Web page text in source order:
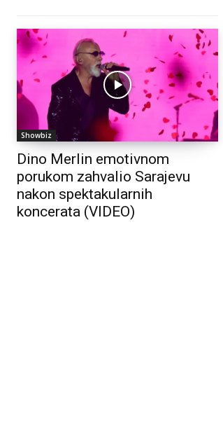
Showbiz
Dino Merlin emotivnom
porukom zahvalio Sarajevu
nakon spektakularnih
koncerata (VIDEO)